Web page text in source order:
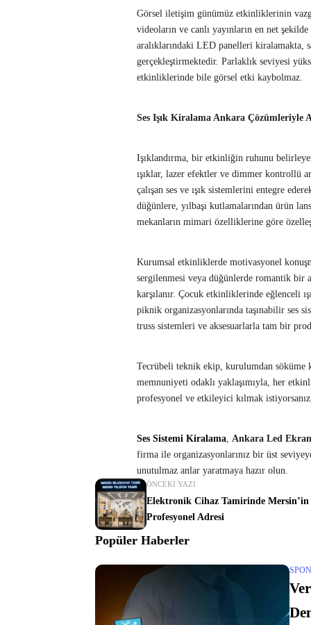
Görsel iletişim günümüz etkinliklerinin
videoların ve canlı yayınların en net
aralıklarındaki LED panelleri kiralamakta,
gerçekleştirmektedir. Parlaklık seviyesi
etkinliklerinde bile görsel etki kaybolmaz.
Ses Işık Kiralama Ankara Çözümleriyle
Işıklandırma, bir etkinliğin ruhunu
ışıklar, lazer efektler ve dimmer kontrollü
çalışan ses ve ışık sistemlerini entegre
düğünlere, yılbaşı kutlamalarından ürün
mekanların mimari özelliklerine göre
Kurumsal etkinliklerde motivasyonel
sergilenmesi veya düğünlerde romantik bir
karşılanır. Çocuk etkinliklerinde eğlenceli
piknik organizasyonlarında taşınabilir ses
truss sistemleri ve aksesuarlarla tam bir
Tecrübeli teknik ekip, kurulumdan söküme
memnuniyeti odaklı yaklaşımıyla, her
profesyonel ve etkileyici kılmak
Ses Sistemi Kiralama, Ankara Led
firma ile organizasyonlarınız bir üst
unutulmaz anlar yaratmaya hazır olun.
ÖNCEKI YAZI
Elektronik Cihaz Tamirinde Mersin’in
Profesyonel Adresi
Popüler Haberler